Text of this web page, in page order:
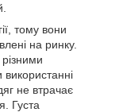
тому вони
на ринку.
не втрачає
Густа